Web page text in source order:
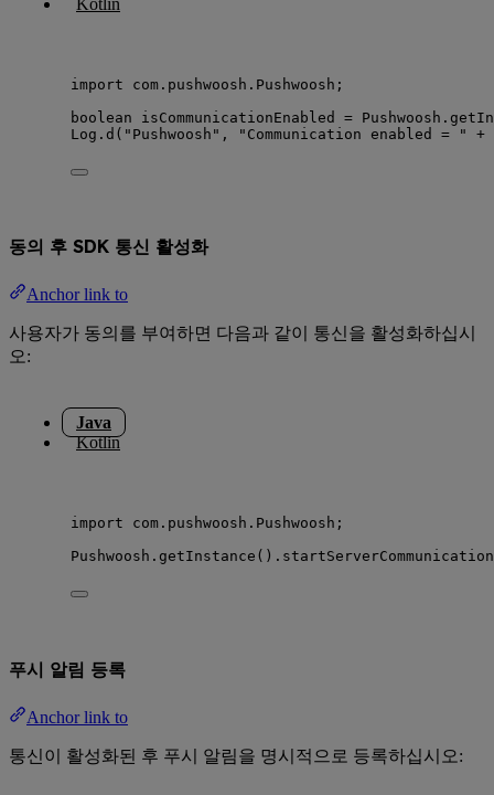
import com.pushwoosh.Pushwoosh ;
boolean
isCommunicationEnabled = Pushwoosh .
Log . d ( " Pushwoosh " , " Communication enabled = " +
동의 후 SDK 통신 활성화
Anchor link to
사용자가 동의를 부여하면 다음과 같이 통신을 활성화하십시
오:
Java
Kotlin
import com.pushwoosh.Pushwoosh ;
Pushwoosh . getInstance () . startServerCommunication
푸시 알림 등록
Anchor link to
통신이 활성화된 후 푸시 알림을 명시적으로 등록하십시오: